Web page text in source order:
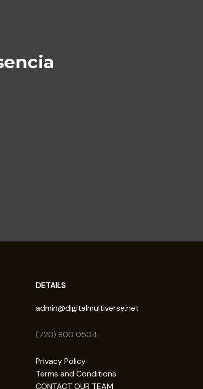
DETAILS
admin@digitalmultiverse.net
(720) 800 0504
Privacy Policy
Terms and Conditions
CONTACT OUR TEAM